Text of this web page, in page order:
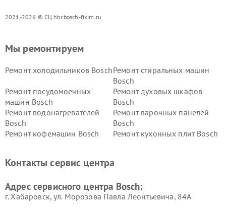
2021-2026 © СЦ hbr.bosch-fixim.ru
Мы ремонтируем
Ремонт холодильников BoschРемонт стиральных машин
Bosch
Ремонт посудомоечных
машин Bosch
Ремонт духовых шкафов
Bosch
Ремонт водонагревателей
Bosch
Ремонт варочных панелей
Bosch
Ремонт кофемашин Bosch
Ремонт кухонных плит Bosch
Ремонт сушильных автоматовРемонт морозильных камер
Контакты сервис центра
Адрес сервисного центра Bosch:
г. Хабаровск, ул. Морозова Павла Леонтьевича, 84А